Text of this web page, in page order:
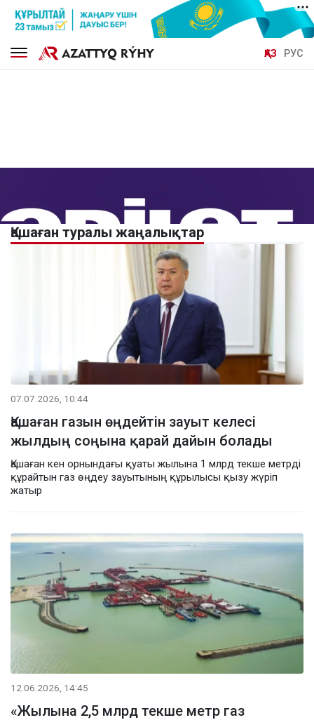
ҚАЗ РУС
Қашаған туралы жаңалықтар
07.07.2026, 10:44
Қашаған газын өңдейтін зауыт келесі
жылдың соңына қарай дайын болады
Қашаған кен орнындағы қуаты жылына 1 млрд текше метрді
құрайтын газ өңдеу зауытының құрылысы қызу жүріп
жатыр
12.06.2026, 14:45
«Жылына 2,5 млрд текше метр газ